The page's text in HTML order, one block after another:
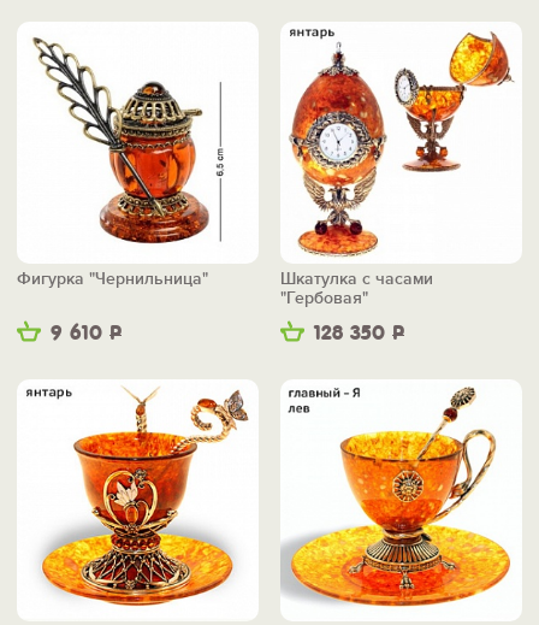
9 610 Р
Фигурка "Чернильница"
128 350 Р
Шкатулка с часами
"Гербовая"